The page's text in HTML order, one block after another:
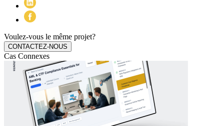
Voulez-vous le même projet?
CONTACTEZ-NOUS
Cas Connexes